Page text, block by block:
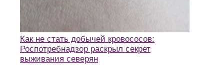
Как не стать добычей кровососов:
Роспотребнадзор раскрыл секрет
выживания северян